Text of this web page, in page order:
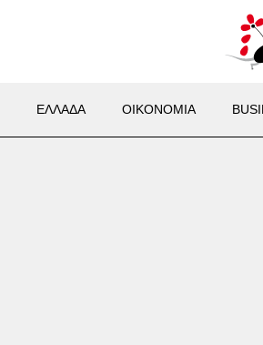
ΕΛΛΑΔΑ ΟΙΚΟΝΟΜΙΑ